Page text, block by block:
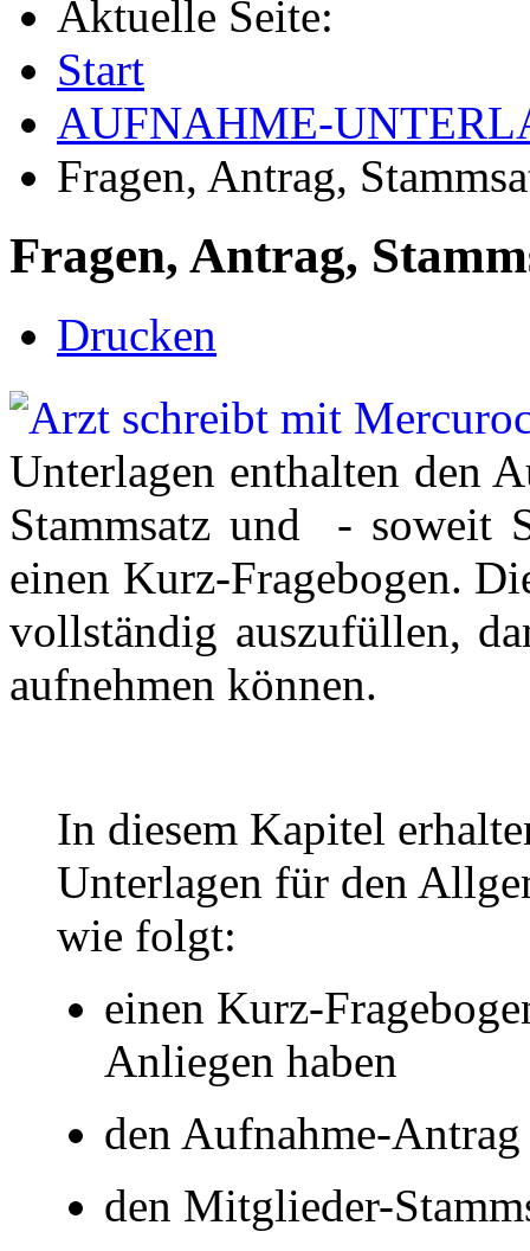
Aktuelle Seite:
Start
AUFNAHME-
Fragen, Antrag,
Fragen, Antrag,
Drucken
Unterlagen enthalten den
Stammsatz und - soweit
einen Kurz-Fragebogen.
vollständig auszufüllen,
aufnehmen können.
In diesem Kapitel
Unterlagen für den
wie folgt:
einen Kurz-
Anliegen haben
den Aufnahme-Antrag
den Mitglieder-